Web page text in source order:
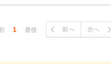
1 最後 前へ 次へ